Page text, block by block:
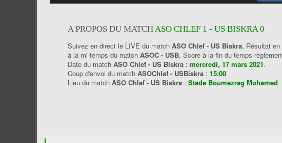
A PROPOS DU MATCHASO CHLEF 1 - US BISKRA 0
Suivez en direct le LIVE du match ASO Chlef - US Biskra, Résultat
à la mi-temps du match ASOC - USB, Score à la fin du temps
Date du match ASO Chlef - US Biskra : mercredi, 17 mars 2021.
Coup d'envoi du match ASOChlef - USBiskra : 15:00
Lieu du match ASO Chlef - US Biskra : Stade Boumezrag Mohamed